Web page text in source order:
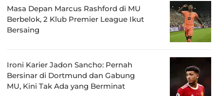
Masa Depan Marcus Rashford di MU
Berbelok, 2 Klub Premier League Ikut
Bersaing
Ironi Karier Jadon Sancho: Pernah
Bersinar di Dortmund dan Gabung
MU, Kini Tak Ada yang Berminat